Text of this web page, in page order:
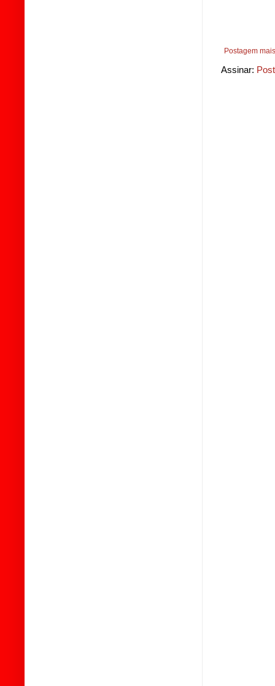
Postagem
Assinar: